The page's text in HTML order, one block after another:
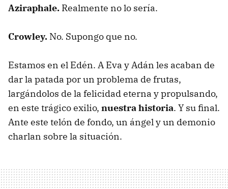
Aziraphale. Realmente no lo sería.
Crowley. No. Supongo que no.
Estamos en el Edén. A Eva y Adán les acaban de
dar la patada por un problema de frutas,
largándolos de la felicidad eterna y propulsando,
en este trágico exilio, nuestra historia. Y su final.
Ante este telón de fondo, un ángel y un demonio
charlan sobre la situación.